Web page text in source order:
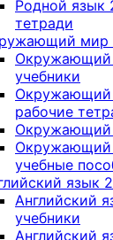
Родной язык
тетради
мир
Окружающий
учебники
Окружающий
рабочие
Окружающий
Окружающий
учебные
язык
Английский
учебники
Английский